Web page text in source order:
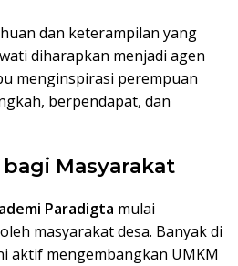
dan keterampilan yang
diharapkan menjadi agen
menginspirasi perempuan
berpendapat, dan
Masyarakat
Paradigta mulai
masyarakat desa. Banyak di
aktif mengembangkan UMKM